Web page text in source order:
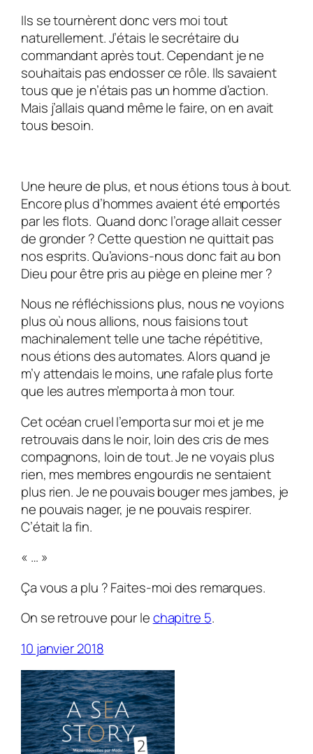
Ils se tournèrent donc vers moi tout
naturellement. J’étais le secrétaire du
commandant après tout. Cependant je ne
souhaitais pas endosser ce rôle. Ils savaient
tous que je n’étais pas un homme d’action.
Mais j’allais quand même le faire, on en avait
tous besoin.
Une heure de plus, et nous étions tous à bout.
Encore plus d’hommes avaient été emportés
par les flots. Quand donc l’orage allait cesser
de gronder ? Cette question ne quittait pas
nos esprits. Qu’avions-nous donc fait au bon
Dieu pour être pris au piège en pleine mer ?
Nous ne réfléchissions plus, nous ne voyions
plus où nous allions, nous faisions tout
machinalement telle une tache répétitive,
nous étions des automates. Alors quand je
m’y attendais le moins, une rafale plus forte
que les autres m’emporta à mon tour.
Cet océan cruel l’emporta sur moi et je me
retrouvais dans le noir, loin des cris de mes
compagnons, loin de tout. Je ne voyais plus
rien, mes membres engourdis ne sentaient
plus rien. Je ne pouvais bouger mes jambes, je
ne pouvais nager, je ne pouvais respirer.
C’était la fin.
« … »
Ça vous a plu ? Faites-moi des remarques.
On se retrouve pour lechapitre 5.
10 janvier 2018